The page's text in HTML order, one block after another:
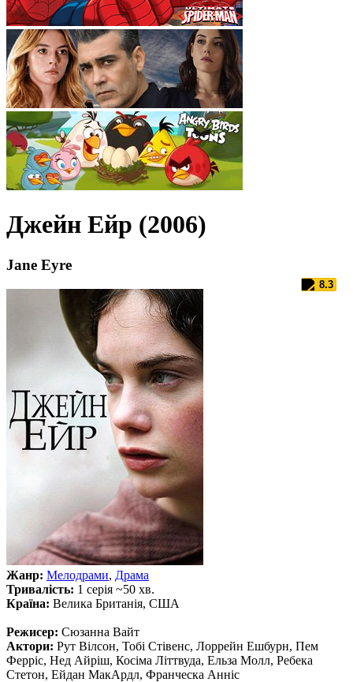
Джейн Ейр (2006)
Jane Eyre
8.3
Жанр: Мелодрами, Драма
Тривалість: 1 серія ~50 хв.
Країна: Велика Британія, США
Режисер: Сюзанна Вайт
Актори: Рут Вілсон, Тобі Стівенс, Лоррейн Ешбурн, Пем
Ферріс, Нед Айріш, Косіма Літтвуда, Ельза Молл, Ребека
Стетон, Ейдан МакАрдл, Франческа Анніс